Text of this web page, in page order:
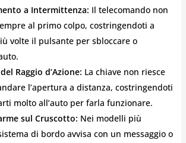
a Intermittenza: Il telecomando non
al primo colpo, costringendoti a
volte il pulsante per sbloccare o
Raggio d’Azione: La chiave non riesce
l’apertura a distanza, costringendoti
molto all’auto per farla funzionare.
sul Cruscotto: Nei modelli più
di bordo avvisa con un messaggio o